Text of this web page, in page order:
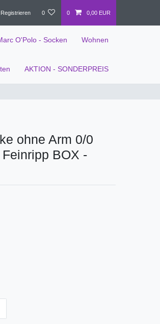
Registrieren 0 0 0,00 EUR
O'Polo - Socken Wohnen
AKTION - SONDERPREIS
ohne Arm 0/0
BOX -